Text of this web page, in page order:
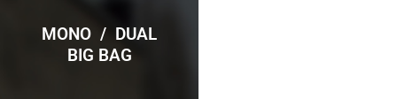
MONO / DUAL
BIG BAG